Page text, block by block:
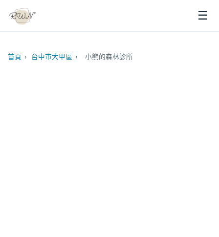
☰
首頁 › 台中市大甲區 › 小熊的森林診所